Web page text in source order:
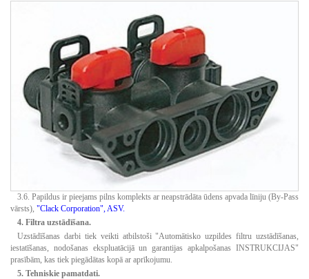
3.6. Papildus ir pieejams pilns komplekts ar neapstrādāta ūdens apvada līniju (By-Pass
vārsts), "Clack Corporation", ASV.
4. Filtra uzstādīšana.
Uzstādīšanas darbi tiek veikti atbilstoši "Automātisko uzpildes filtru uzstādīšanas,
iestatīšanas, nodošanas ekspluatācijā un garantijas apkalpošanas INSTRUKCIJAS"
prasībām, kas tiek piegādātas kopā ar aprīkojumu.
5. Tehniskie pamatdati.